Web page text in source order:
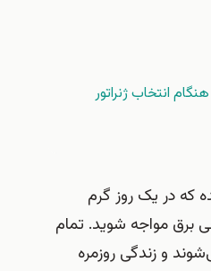
انتخاب ژنراتور
که در یک روز گرم
برق مواجه شوید. تمام
و زندگی روزمره